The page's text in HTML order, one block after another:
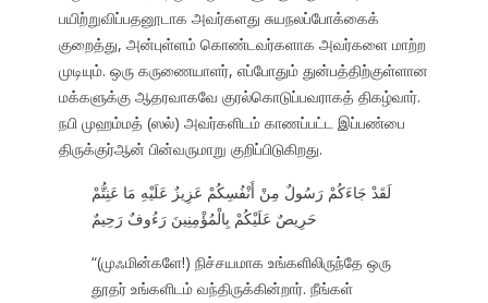
பயிற்றுவிப்பதனூடாக அவர்களது சுயநலப்போக்கைக்
குறைத்து, அன்புள்ளம் கொண்டவர்களாக அவர்களை மாற்ற
முடியும். ஒரு கருணையாளர், எப்போதும் துன்பத்திற்குள்ளான
மக்களுக்கு ஆதரவாகவே குரல்கொடுப்பவராகத் திகழ்வார்.
நபி முஹம்மத் (ஸல்) அவர்களிடம் காணப்பட்ட இப்பண்பை
திருக்குர்ஆன் பின்வருமாறு குறிப்பிடுகிறது.
لَقَدْ جَاءَكُمْ رَسُولٌ مِنْ أَنْفُسِكُمْ عَزِيزٌ عَلَيْهِ مَا عَنِتُّمْ
حَرِيصٌ عَلَيْكُمْ بِالْمُؤْمِنِينَ رَءُوفٌ رَحِيمٌ
“(முஃமின்களே!) நிச்சயமாக உங்களிலிருந்தே ஒரு
தூதர் உங்களிடம் வந்திருக்கின்றார். நீங்கள்